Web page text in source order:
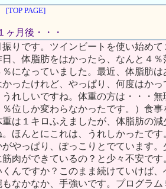
[TOP PAGE]
ヶ月後・・・
振りです。ツインビートを使い始め
日、体脂肪をはかったら、なんと４
になっていました。最近、体脂肪
ったけれど、やっぱり、何度はか
れしいですね。体重の方は・・・
位しか変わらなかったです。）食
重は１キロふえましたが、体脂肪の
。ほんとにこれは、うれしかったです
やっぱり、ぽっこりとでています
筋肉ができているの？と少々不安で
んですか？このまま続けていけば
なかなか、手強いです。プログラ